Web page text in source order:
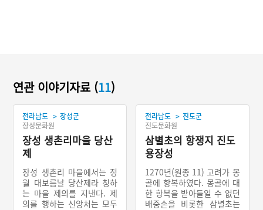
연관 이야기자료 (11)
전라남도 > 장성군
장성문화원
장성 생촌리마을 당산
제
장성 생촌리 마을에서는 정
월 대보름날 당산제라 칭하
는 마을 제의를 지낸다. 제
의를 행하는 신앙처는 모두
전라남도 > 진도군
진도문화원
삼별초의 항쟁지 진도
용장성
1270년(원종 11) 고려가 몽
골에 항복하였다. 몽골에 대
한 항복을 받아들일 수 없던
배중손을 비롯한 삼별초는